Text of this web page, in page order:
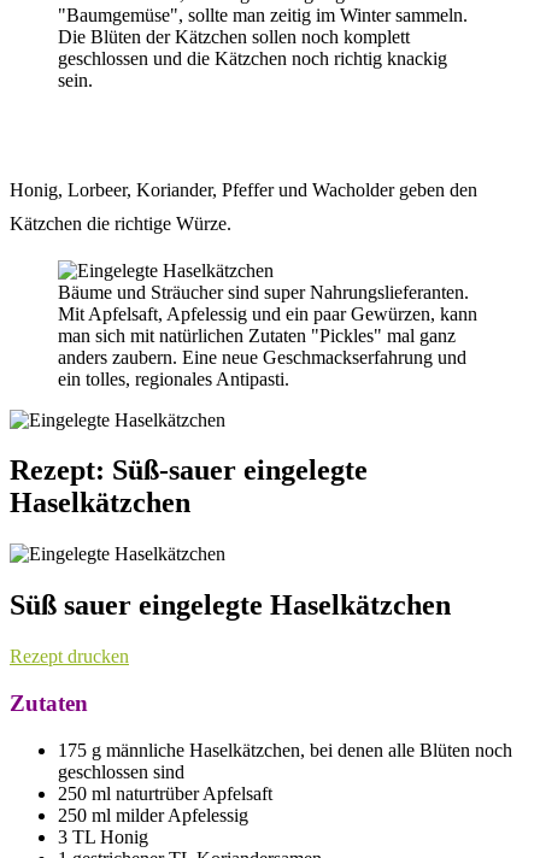
"Baumgemüse", sollte man zeitig im Winter sammeln.
Die Blüten der Kätzchen sollen noch komplett
geschlossen und die Kätzchen noch richtig knackig
sein.
Honig, Lorbeer, Koriander, Pfeffer und Wacholder geben den
Kätzchen die richtige Würze.
Bäume und Sträucher sind super Nahrungslieferanten.
Mit Apfelsaft, Apfelessig und ein paar Gewürzen, kann
man sich mit natürlichen Zutaten "Pickles" mal ganz
anders zaubern. Eine neue Geschmackserfahrung und
ein tolles, regionales Antipasti.
Rezept: Süß-sauer eingelegte
Haselkätzchen
Süß sauer eingelegte Haselkätzchen
Rezept drucken
Zutaten
175 g männliche Haselkätzchen, bei denen alle Blüten noch
geschlossen sind
250 ml naturtrüber Apfelsaft
250 ml milder Apfelessig
3 TL Honig